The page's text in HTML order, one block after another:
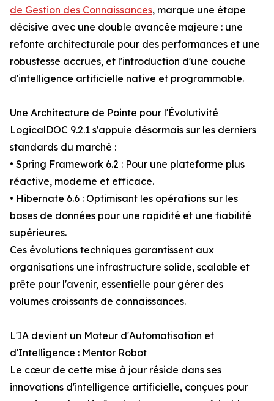
de Gestion des Connaissances, marque une étape
décisive avec une double avancée majeure : une
refonte architecturale pour des performances et une
robustesse accrues, et l'introduction d'une couche
d'intelligence artificielle native et programmable.
Une Architecture de Pointe pour l'Évolutivité
LogicalDOC 9.2.1 s'appuie désormais sur les derniers
standards du marché :
• Spring Framework 6.2 : Pour une plateforme plus
réactive, moderne et efficace.
• Hibernate 6.6 : Optimisant les opérations sur les
bases de données pour une rapidité et une fiabilité
supérieures.
Ces évolutions techniques garantissent aux
organisations une infrastructure solide, scalable et
prête pour l'avenir, essentielle pour gérer des
volumes croissants de connaissances.
L'IA devient un Moteur d'Automatisation et
d'Intelligence : Mentor Robot
Le cœur de cette mise à jour réside dans ses
innovations d'intelligence artificielle, conçues pour